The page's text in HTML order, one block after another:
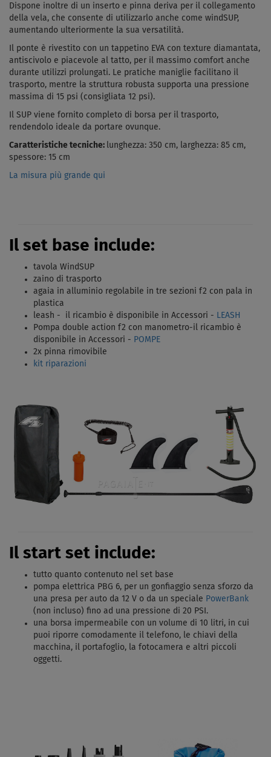
Dispone inoltre di un inserto e pinna deriva per il collegamento
della vela, che consente di utilizzarlo anche come windSUP,
aumentando ulteriormente la sua versatilità.
Il ponte è rivestito con un tappetino EVA con texture diamantata,
antiscivolo e piacevole al tatto, per il massimo comfort anche
durante utilizzi prolungati. Le pratiche maniglie facilitano il
trasporto, mentre la struttura robusta supporta una pressione
massima di 15 psi (consigliata 12 psi).
Il SUP viene fornito completo di borsa per il trasporto,
rendendolo ideale da portare ovunque.
Caratteristiche tecniche: lunghezza: 350 cm, larghezza: 85 cm,
spessore: 15 cm
La misura più grande qui
Il set base include:
tavola WindSUP
zaino di trasporto
agaia in alluminio regolabile in tre sezioni f2 con pala in
plastica
leash -
il ricambio è disponibile in Accessori - LEASH
Pompa double action f2 con manometro-il ricambio è
disponibile in Accessori - POMPE
2x pinna rimovibile
kit riparazioni
Il start set include:
tutto quanto contenuto nel set base
pompa elettrica PBG 6, per un gonfiaggio senza sforzo da
una presa per auto da 12 V o da un speciale PowerBank
(non incluso) fino ad una pressione di 20 PSI.
una borsa impermeabile con un volume di 10 litri, in cui
puoi riporre comodamente il telefono, le chiavi della
macchina, il portafoglio, la fotocamera e altri piccoli
oggetti.